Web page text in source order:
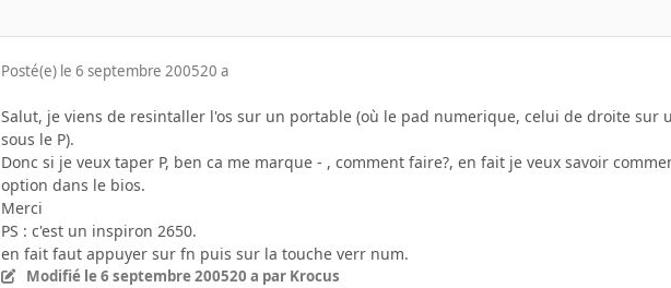
Posté(e) le 6 septembre 200520 a
Salut, je viens de resintaller l'os sur un portable (où le pad numerique, celui de droite sur
sous le P).
Donc si je veux taper P, ben ca me marque - , comment faire?, en fait je veux savoir
option dans le bios.
Merci
PS : c'est un inspiron 2650.
en fait faut appuyer sur fn puis sur la touche verr num.
Modifié le 6 septembre 200520 a par Krocus